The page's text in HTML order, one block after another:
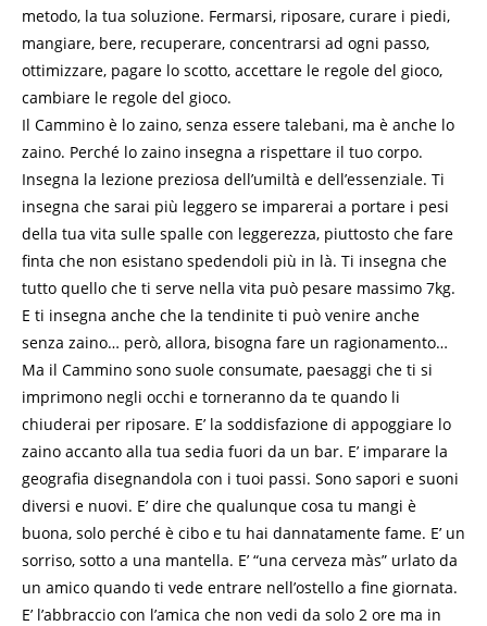
metodo, la tua soluzione. Fermarsi, riposare, curare i piedi,
mangiare, bere, recuperare, concentrarsi ad ogni passo,
ottimizzare, pagare lo scotto, accettare le regole del gioco,
cambiare le regole del gioco.
Il Cammino è lo zaino, senza essere talebani, ma è anche lo
zaino. Perché lo zaino insegna a rispettare il tuo corpo.
Insegna la lezione preziosa dell’umiltà e dell’essenziale. Ti
insegna che sarai più leggero se imparerai a portare i pesi
della tua vita sulle spalle con leggerezza, piuttosto che fare
finta che non esistano spedendoli più in là. Ti insegna che
tutto quello che ti serve nella vita può pesare massimo 7kg.
E ti insegna anche che la tendinite ti può venire anche
senza zaino… però, allora, bisogna fare un ragionamento…
Ma il Cammino sono suole consumate, paesaggi che ti si
imprimono negli occhi e torneranno da te quando li
chiuderai per riposare. E’ la soddisfazione di appoggiare lo
zaino accanto alla tua sedia fuori da un bar. E’ imparare la
geografia disegnandola con i tuoi passi. Sono sapori e suoni
diversi e nuovi. E’ dire che qualunque cosa tu mangi è
buona, solo perché è cibo e tu hai dannatamente fame. E’ un
sorriso, sotto a una mantella. E’ “una cerveza màs” urlato da
un amico quando ti vede entrare nell’ostello a fine giornata.
E’ l’abbraccio con l’amica che non vedi da solo 2 ore ma in